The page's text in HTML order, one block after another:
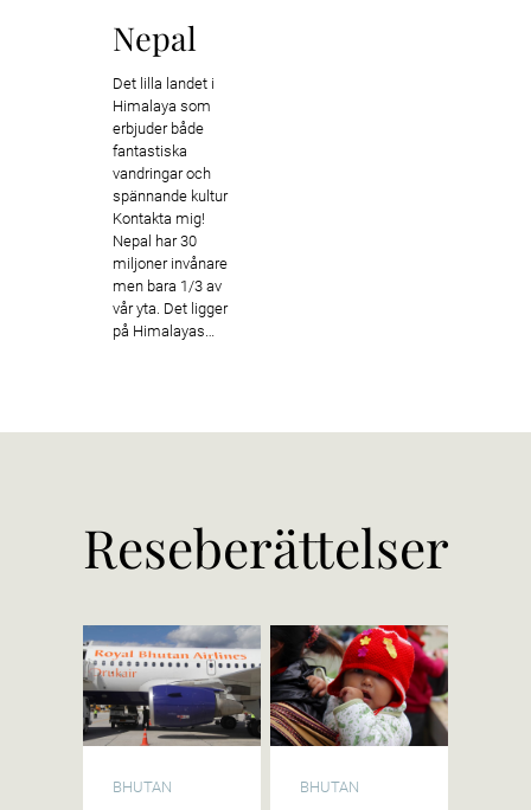
Nepal
Det lilla landet i
Himalaya som
erbjuder både
fantastiska
vandringar och
spännande kultur
Kontakta mig!
Nepal har 30
miljoner invånare
men bara 1/3 av
vår yta. Det ligger
på Himalayas…
Reseberättelser
BHUTAN BHUTAN